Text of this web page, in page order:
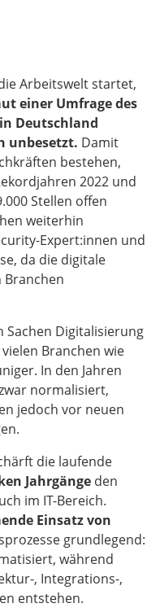
Arbeitswelt startet,
einer Umfrage des
Deutschland
unbesetzt. Damit
bestehen,
2022 und
Stellen offen
weiterhin
Expert:innen und
da die digitale
Branchen
Sachen Digitalisierung
Branchen wie
In den Jahren
normalisiert,
jedoch vor neuen
die laufende
Jahrgänge den
im IT-Bereich.
Einsatz von
grundlegend:
während
, Integrations-,
entstehen.